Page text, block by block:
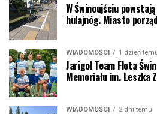
W Świnoujściu
hulajnóg. Miasto
WIADOMOŚCI 1 dzień
Jarigol Team Flota
Memoriału im. Leszka
WIADOMOŚCI 2 dni temu